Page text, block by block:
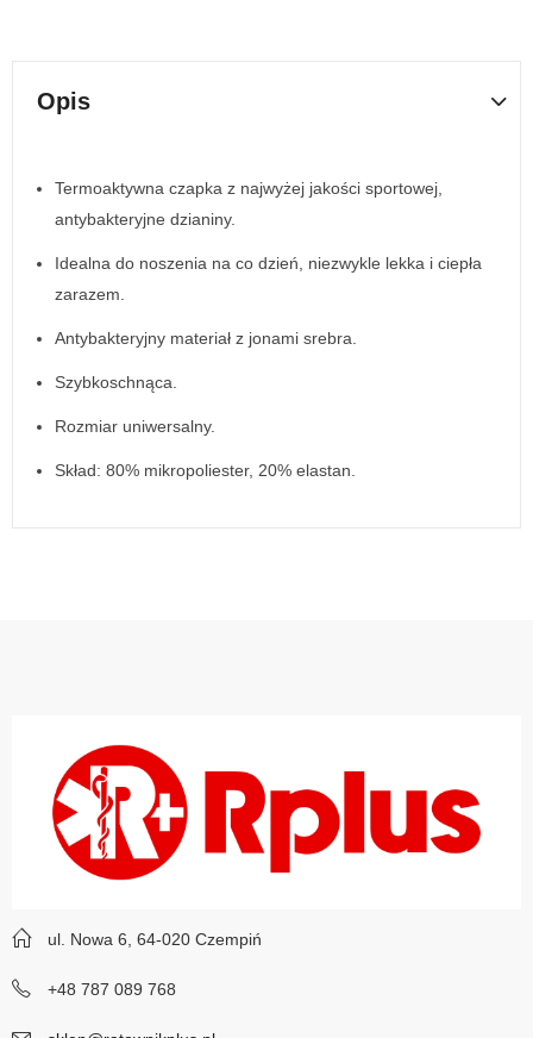
Opis
Termoaktywna czapka z najwyżej jakości sportowej,
antybakteryjne dzianiny.
Idealna do noszenia na co dzień, niezwykle lekka i ciepła
zarazem.
Antybakteryjny materiał z jonami srebra.
Szybkoschnąca.
Rozmiar uniwersalny.
Skład: 80% mikropoliester, 20% elastan.
ul. Nowa 6, 64-020 Czempiń
+48 787 089 768